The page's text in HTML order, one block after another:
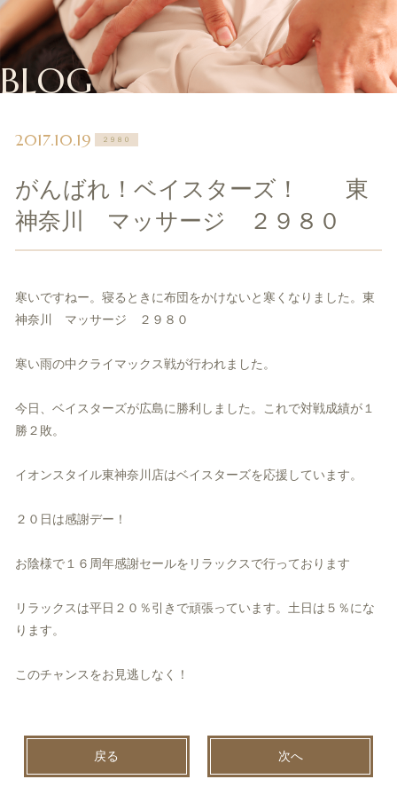
BLOG
2017.10.19 ２９８０
がんばれ！ベイスターズ！ 東
神奈川 マッサージ ２９８０
寒いですねー。寝るときに布団をかけないと寒くなりました。東
神奈川 マッサージ ２９８０
寒い雨の中クライマックス戦が行われました。
今日、ベイスターズが広島に勝利しました。これで対戦成績が１
勝２敗。
イオンスタイル東神奈川店はベイスターズを応援しています。
２０日は感謝デー！
お陰様で１６周年感謝セールをリラックスで行っております
リラックスは平日２０％引きで頑張っています。土日は５％にな
ります。
このチャンスをお見逃しなく！
戻る 次へ